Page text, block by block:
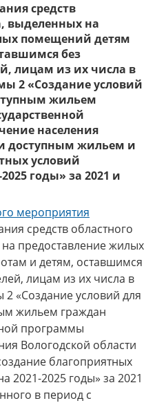
средств
выделенных на
помещений детям
без
лицам из их числа в
2 «Создание условий
жильем
населения
доступным жильем и
условий
годы» за 2021 и
мероприятия
средств областного
предоставление жилых
и детям, оставшимся
лицам из их числа в
«Создание условий для
жильем граждан
программы
Вологодской области
благоприятных
2021-2025 годы» за 2021
в период с